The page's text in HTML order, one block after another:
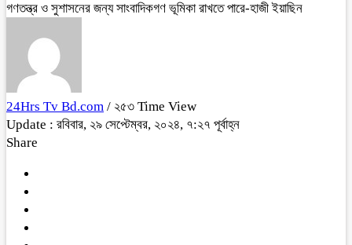
গণতন্ত্র ও সুশাসনের জন্য সাংবাদিকগণ ভূমিকা রাখতে পারে-হাজী ইয়াছিন
24Hrs Tv Bd.com / ২৫৩ Time View
Update : রবিবার, ২৯ সেপ্টেম্বর, ২০২৪, ৭:২৭ পূর্বাহ্ন
Share